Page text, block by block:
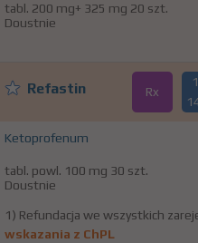
tabl. 200 mg+ 325 mg 20 szt.
Doustnie
Refastin Rx
Ketoprofenum
tabl. powl. 100 mg 30 szt.
Doustnie
1) Refundacja we wszystkich
wskazania z ChPL